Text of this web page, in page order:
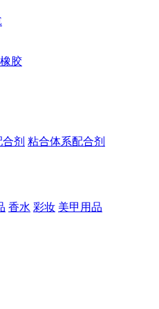
胶
剂 粘合体系配合剂
香水 彩妆 美甲用品